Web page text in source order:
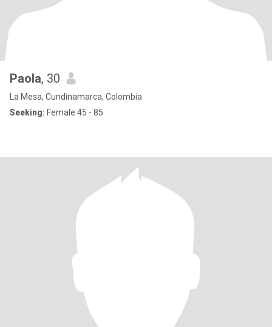
Paola, 30
La Mesa, Cundinamarca, Colombia
Seeking: Female 45 - 85